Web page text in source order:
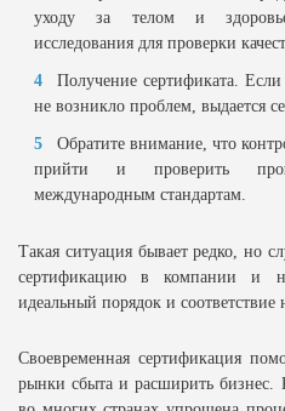
уходу за телом и
исследования для проверки
Получение сертификата.
не возникло проблем, выдается
Обратите внимание, что
прийти и проверить
международным стандартам.
Такая ситуация бывает редко, но
сертификацию в компании и
идеальный порядок и соответствие
Своевременная сертификация
рынки сбыта и расширить бизнес.